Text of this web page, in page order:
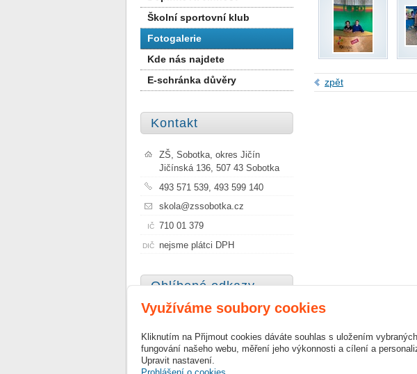
zpět
Školní sportovní klub
Fotogalerie
Kde nás najdete
E-schránka důvěry
Kontakt
ZŠ, Sobotka, okres Jičín
Jičínská 136, 507 43 Sobotka
493 571 539, 493 599 140
skola@zssobotka.cz
IČ 710 01 379
DIČ nejsme plátci DPH
Oblíbené odkazy
Szkoła Podstawowa Nr 1 im.
Janusza Korczaka w Sobótce
Využíváme soubory cookies
Kliknutím na Přijmout cookies dáváte souhlas s uložením
fungování našeho webu, měření jeho výkonnosti a cílení a
Upravit nastavení.